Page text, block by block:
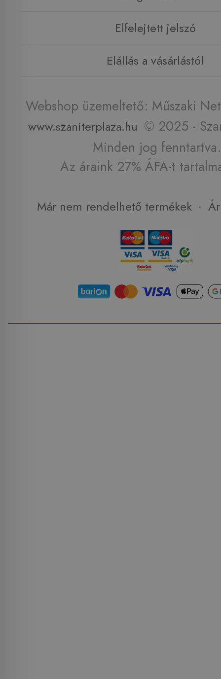
Elfelejtett jelszó
Elállás a vásárlástól
Webshop üzemeltető: Műszaki
www.szaniterplaza.hu © 2025 -
Minden jog fenntartva.
Az áraink 27% ÁFA-t
Már nem rendelhető termékek -